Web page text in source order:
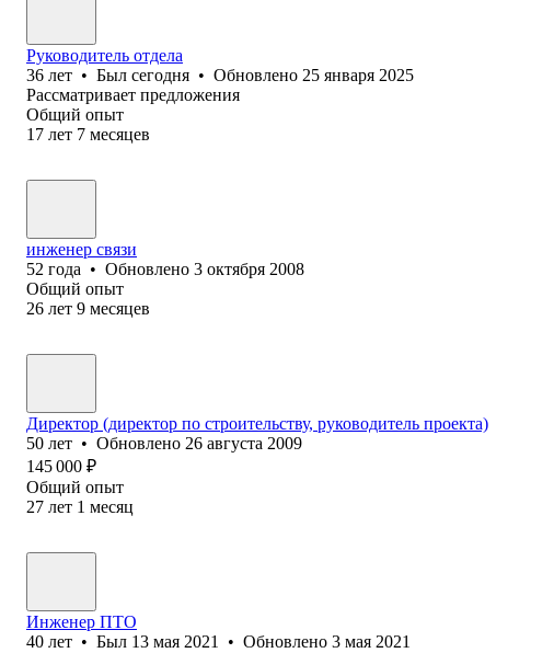
Руководитель отдела
36 лет • Был сегодня • Обновлено 25 января 2025
Рассматривает предложения
Общий опыт
17 лет 7 месяцев
инженер связи
52 года • Обновлено 3 октября 2008
Общий опыт
26 лет 9 месяцев
Директор (директор по строительству, руководитель проекта)
50 лет • Обновлено 26 августа 2009
145 000 ₽
Общий опыт
27 лет 1 месяц
Инженер ПТО
40 лет • Был 13 мая 2021 • Обновлено 3 мая 2021